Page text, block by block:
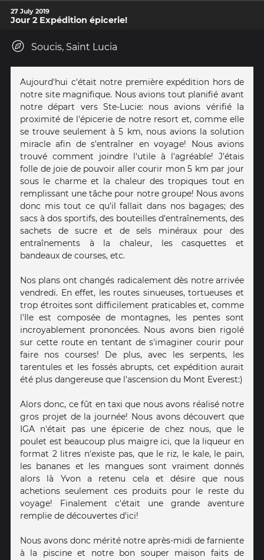
27 July 2019
Jour 2 Expédition épicerie!
Soucis, Saint Lucia
Aujourd'hui c'était notre première expédition hors de
notre site magnifique. Nous avions tout planifié avant
notre départ vers Ste-Lucie: nous avions vérifié la
proximité de l'épicerie de notre resort et, comme elle
se trouve seulement à 5 km, nous avions la solution
miracle afin de s'entraîner en voyage! Nous avions
trouvé comment joindre l'utile à l'agréable! J'étais
folle de joie de pouvoir aller courir mon 5 km par jour
sous le charme et la chaleur des tropiques tout en
remplissant une tâche pour notre groupe! Nous avons
donc mis tout ce qu'il fallait dans nos bagages; des
sacs à dos sportifs, des bouteilles d'entraînements, des
sachets de sucre et de sels minéraux pour des
entraînements à la chaleur, les casquettes et
bandeaux de courses, etc.
Nos plans ont changés radicalement dès notre arrivée
vendredi. En effet, les routes sinueuses, tortueuses et
trop étroites sont difficilement praticables et, comme
l'Ile est composée de montagnes, les pentes sont
incroyablement prononcées. Nous avons bien rigolé
sur cette route en tentant de s'imaginer courir pour
faire nos courses! De plus, avec les serpents, les
tarentules et les fossés abrupts, cet expédition aurait
été plus dangereuse que l'ascension du Mont Everest:)
Alors donc, ce fût en taxi que nous avons réalisé notre
gros projet de la journée! Nous avons découvert que
IGA n'était pas une épicerie de chez nous, que le
poulet est beaucoup plus maigre ici, que la liqueur en
format 2 litres n'existe pas, que le riz, le kale, le pain,
les bananes et les mangues sont vraiment donnés
alors là Yvon a retenu cela et désire que nous
achetions seulement ces produits pour le reste du
voyage! Finalement c'était une grande aventure
remplie de découvertes d'ici!
Nous avons donc mérité notre après-midi de farniente
à la piscine et notre bon souper maison faits de